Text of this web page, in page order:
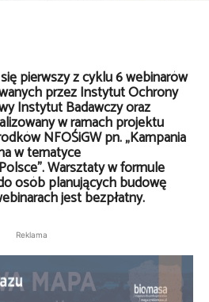
pierwszy z cyklu 6 webinarów
przez Instytut Ochrony
Instytut Badawczy oraz
w ramach projektu
NFOŚiGW pn. „Kampania
w tematyce
Warsztaty w formule
osób planujących budowę
jest bezpłatny.
Reklama